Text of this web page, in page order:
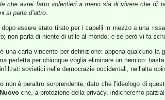
che avrei fatto volentieri a meno sia di vivere che di
si parla d’altro.
essere stato tirato per i capelli in mezzo a una
non parla di niente di utile al mondo; e se però vi fa
una carta vincente per definizione: appena qualcuno
perfetta per chiunque voglia eliminare un nemico:
sovietici nelle democrazie occidentali, nell’alta
è peraltro sorprendente, dato che l’ideologo di
che, a protezione della privacy, indicheremo